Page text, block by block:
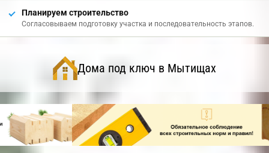
Планируем строительство
Согласовываем подготовку участка и последовательность этапов.
Дома под ключ в Мытищах